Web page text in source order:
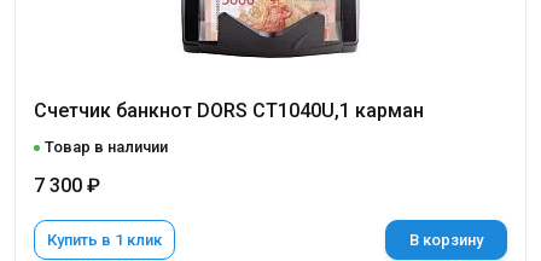
Счетчик банкнот DORS CT1040U,1 карман
Товар в наличии
7 300 ₽
Купить в 1 клик В корзину